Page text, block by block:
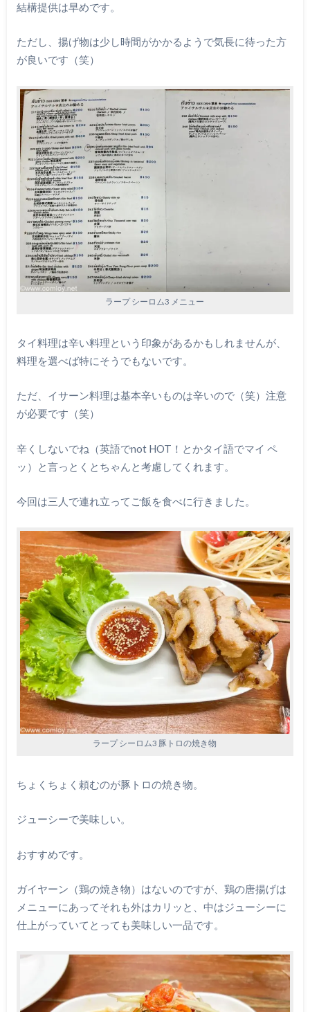
結構提供は早めです。
ただし、揚げ物は少し時間がかかるようで気長に待った方
が良いです（笑）
ラープ シーロム3 メニュー
タイ料理は辛い料理という印象があるかもしれませんが、
料理を選べば特にそうでもないです。
ただ、イサーン料理は基本辛いものは辛いので（笑）注意
が必要です（笑）
辛くしないでね（英語でnot HOT！とかタイ語でマイ ペ
ッ）と言っとくとちゃんと考慮してくれます。
今回は三人で連れ立ってご飯を食べに行きました。
ラープ シーロム3 豚トロの焼き物
ちょくちょく頼むのが豚トロの焼き物。
ジューシーで美味しい。
おすすめです。
ガイヤーン（鶏の焼き物）はないのですが、鶏の唐揚げは
メニューにあってそれも外はカリッと、中はジューシーに
仕上がっていてとっても美味しい一品です。